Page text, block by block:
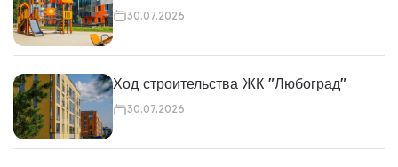
30.07.2026
Ход строительства ЖК "Любоград"
30.07.2026